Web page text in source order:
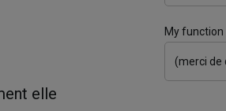
elle
My function